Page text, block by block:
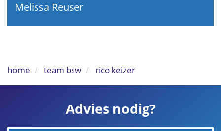
Melissa Reuser
home team bsw rico keizer
Advies nodig?